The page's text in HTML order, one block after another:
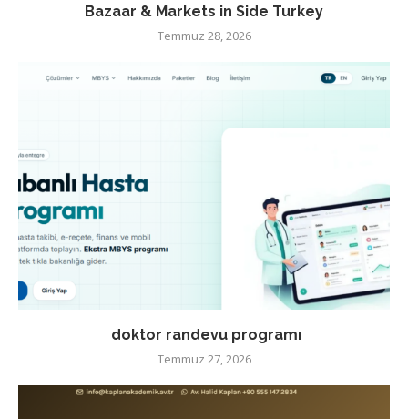
Bazaar & Markets in Side Turkey
Temmuz 28, 2026
doktor randevu programı
Temmuz 27, 2026